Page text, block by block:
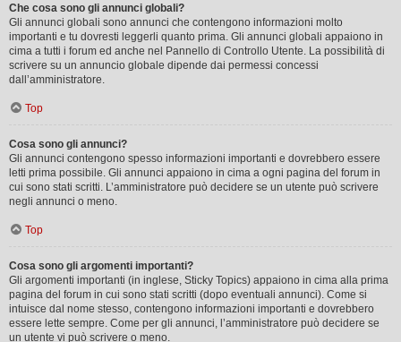
Che cosa sono gli annunci globali?
Gli annunci globali sono annunci che contengono informazioni molto
importanti e tu dovresti leggerli quanto prima. Gli annunci globali appaiono in
cima a tutti i forum ed anche nel Pannello di Controllo Utente. La possibilità di
scrivere su un annuncio globale dipende dai permessi concessi
dall’amministratore.
Top
Cosa sono gli annunci?
Gli annunci contengono spesso informazioni importanti e dovrebbero essere
letti prima possibile. Gli annunci appaiono in cima a ogni pagina del forum in
cui sono stati scritti. L’amministratore può decidere se un utente può scrivere
negli annunci o meno.
Top
Cosa sono gli argomenti importanti?
Gli argomenti importanti (in inglese, Sticky Topics) appaiono in cima alla prima
pagina del forum in cui sono stati scritti (dopo eventuali annunci). Come si
intuisce dal nome stesso, contengono informazioni importanti e dovrebbero
essere lette sempre. Come per gli annunci, l’amministratore può decidere se
un utente vi può scrivere o meno.